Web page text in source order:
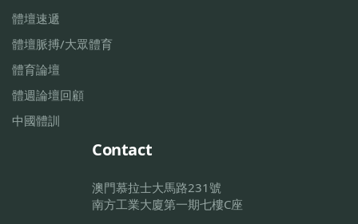
體壇速遞
體壇脈搏/大眾體育
體育論壇
體週論壇回顧
中國體訓
Contact
澳門慕拉士大馬路231號
南方工業大廈第一期七樓C座